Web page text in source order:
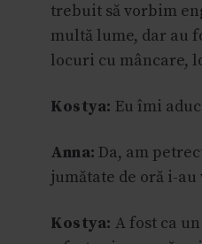
trebuit să vorbim
multă lume, dar au
locuri cu mâncare,
Kostya: Eu îmi
Anna:Da, am
jumătate de oră i-
Kostya: A fost ca